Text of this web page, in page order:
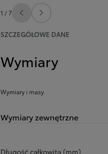
1 / 7 PoprzedniNastępny
SZCZEGÓŁOWE DANE
Wymiary
Wymiary i masy
Wymiary zewnętrzne
Długość całkowita (mm)